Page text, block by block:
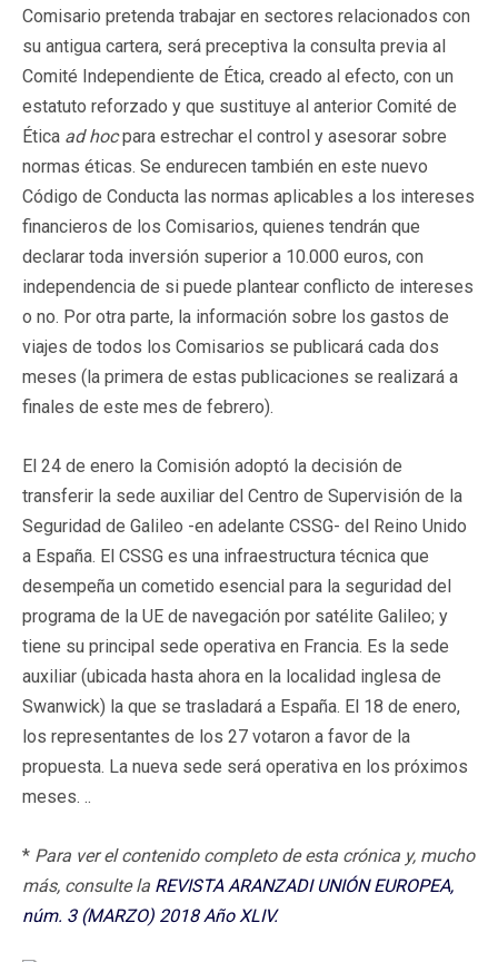
Comisario pretenda trabajar en sectores relacionados con
su antigua cartera, será preceptiva la consulta previa al
Comité Independiente de Ética, creado al efecto, con un
estatuto reforzado y que sustituye al anterior Comité de
Ética ad hocpara estrechar el control y asesorar sobre
normas éticas. Se endurecen también en este nuevo
Código de Conducta las normas aplicables a los intereses
financieros de los Comisarios, quienes tendrán que
declarar toda inversión superior a 10.000 euros, con
independencia de si puede plantear conflicto de intereses
o no. Por otra parte, la información sobre los gastos de
viajes de todos los Comisarios se publicará cada dos
meses (la primera de estas publicaciones se realizará a
finales de este mes de febrero).
El 24 de enero la Comisión adoptó la decisión de
transferir la sede auxiliar del Centro de Supervisión de la
Seguridad de Galileo -en adelante CSSG- del Reino Unido
a España. El CSSG es una infraestructura técnica que
desempeña un cometido esencial para la seguridad del
programa de la UE de navegación por satélite Galileo; y
tiene su principal sede operativa en Francia. Es la sede
auxiliar (ubicada hasta ahora en la localidad inglesa de
Swanwick) la que se trasladará a España. El 18 de enero,
los representantes de los 27 votaron a favor de la
propuesta. La nueva sede será operativa en los próximos
meses. ..
* Para ver el contenido completo de esta crónica y, mucho
más, consulte la REVISTA ARANZADI UNIÓN EUROPEA,
núm. 3 (MARZO) 2018 Año XLIV.